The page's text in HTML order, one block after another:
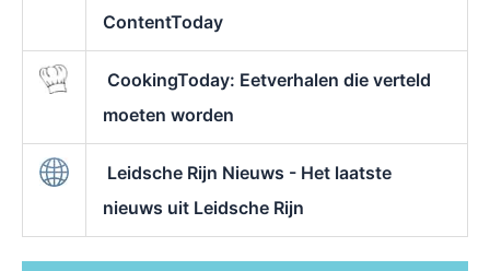
ContentToday
CookingToday: Eetverhalen die verteld
moeten worden
Leidsche Rijn Nieuws - Het laatste
nieuws uit Leidsche Rijn